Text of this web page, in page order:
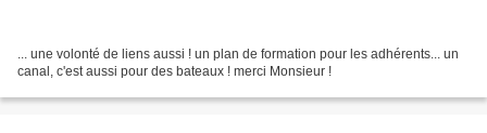
... une volonté de liens aussi ! un plan de formation pour les adhérents... un
canal, c'est aussi pour des bateaux ! merci Monsieur !